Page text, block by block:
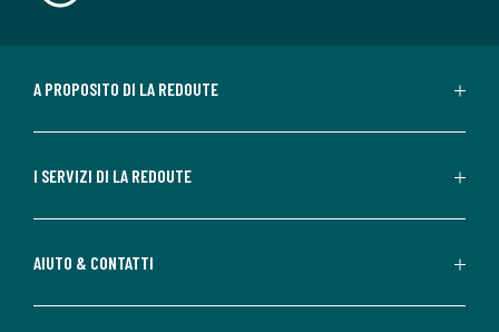
A PROPOSITO DI LA REDOUTE
I SERVIZI DI LA REDOUTE
AIUTO & CONTATTI